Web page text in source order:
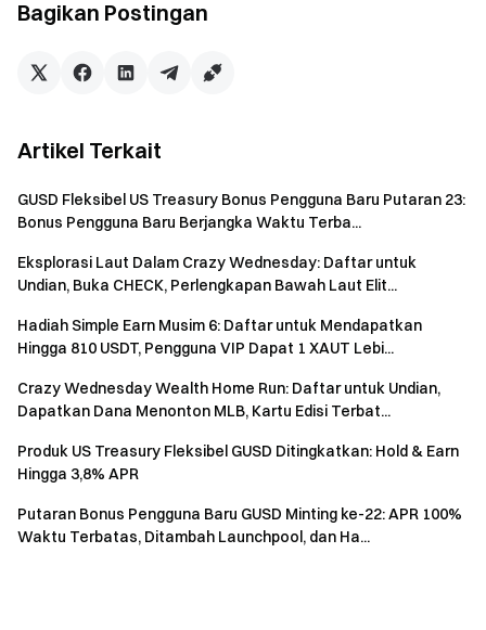
Tim Gate
Perdagangkan lebih dari 4,900 mata uang kripto dengan
aman, cepat dan mudah
Bertindak Sekarang
Daftardan klaim hadiah selamat datang hingga $10,000
Tetap Terhubung
Unduh Aplikasi Gate | Desktop
Ikuti kami di X (Twitter)untuk mendapatkan lebih banyak
bonus
Bergabung dengan komunitas Telegram kami
Berinteraksi dengan komunitas global kamiuntuk
Bagikan Postingan
Artikel Terkait
GUSD Fleksibel US Treasury Bonus Pengguna Baru Putaran 23:
Bonus Pengguna Baru Berjangka Waktu Terba...
Eksplorasi Laut Dalam Crazy Wednesday: Daftar untuk
Undian, Buka CHECK, Perlengkapan Bawah Laut Elit...
Hadiah Simple Earn Musim 6: Daftar untuk Mendapatkan
Hingga 810 USDT, Pengguna VIP Dapat 1 XAUT Lebi...
Crazy Wednesday Wealth Home Run: Daftar untuk Undian,
Dapatkan Dana Menonton MLB, Kartu Edisi Terbat...
Produk US Treasury Fleksibel GUSD Ditingkatkan: Hold & Earn
Hingga 3,8% APR
Putaran Bonus Pengguna Baru GUSD Minting ke-22: APR 100%
Waktu Terbatas, Ditambah Launchpool, dan Ha...